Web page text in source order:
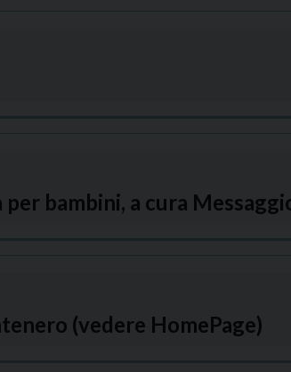
bambini, a cura
(vedere HomePage)